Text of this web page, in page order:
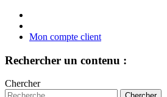
Mon compte client
Rechercher un contenu :
Chercher